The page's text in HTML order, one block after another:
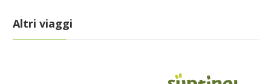
Altri viaggi